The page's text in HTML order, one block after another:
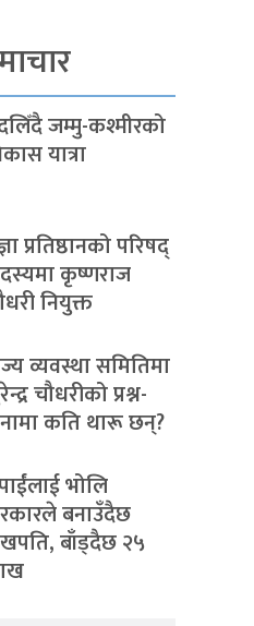
जम्मु-कश्मीरको
यात्रा
प्रतिष्ठानको परिषद्
कृष्णराज
नियुक्त
व्यवस्था समितिमा
चौधरीको प्रश्न-
कति थारू छन्?
भोलि
बनाउँदैछ
बाँड्दैछ २५